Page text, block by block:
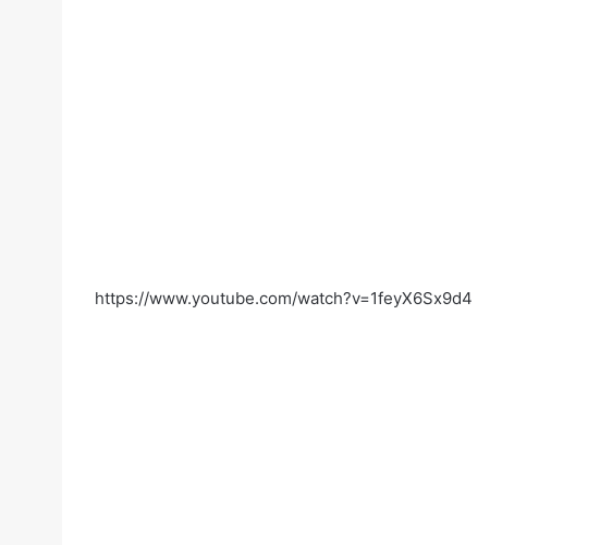
https://www.youtube.com/watch?v=1feyX6Sx9d4